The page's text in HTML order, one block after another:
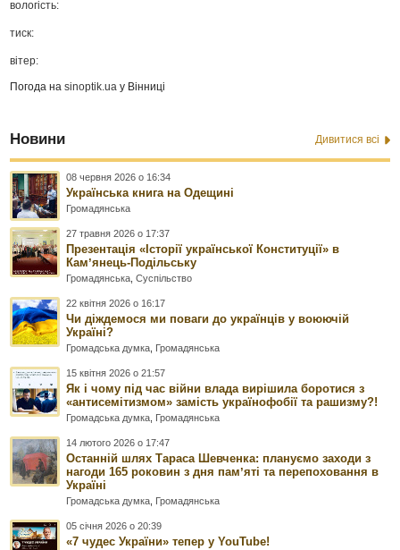
вологість:
тиск:
вітер:
Погода наsinoptik.ua у Вінниці
Новини Дивитися всі
08 червня 2026 о 16:34
Українська книга на Одещині
Громадянська
27 травня 2026 о 17:37
Презентація «Історії української Конституції» в
Камʼянець-Подільську
Громадянська ,Суспільство
22 квітня 2026 о 16:17
Чи діждемося ми поваги до українців у воюючій
Україні?
Громадська думка Громадянська
15 квітня 2026 о 21:57
Як і чому під час війни влада вирішила боротися з
«антисемітизмом» замість українофобії та рашизму?!
Громадська думка Громадянська
14 лютого 2026 о 17:47
Останній шлях Тараса Шевченка: плануємо заходи з
нагоди 165 роковин з дня памʼяті та перепоховання в
Україні
Громадська думка Громадянська
05 січня 2026 о 20:39
«7 чудес України» тепер у YouTube!